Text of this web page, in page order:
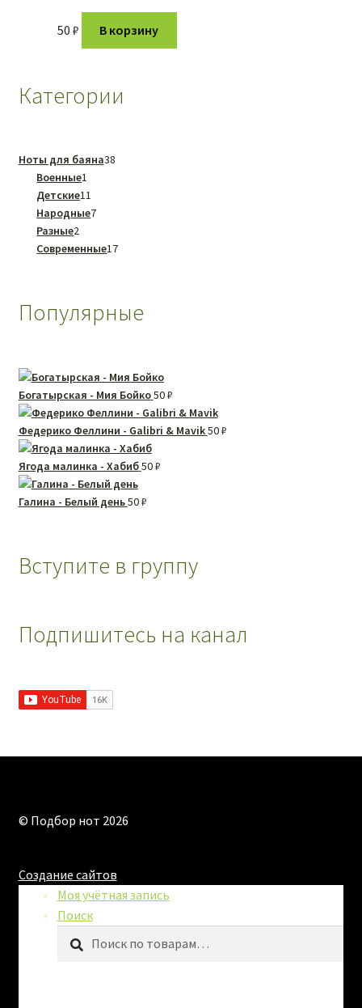
50 ₽ В корзину
Категории
Ноты для баяна3838
Военные1
товар
Детские11
товаров
Народные77
Разные2
товара
Современные1717
Популярные
Богатырская - Мия Бойко50₽
Федерико Феллини - Galibri & Mavik50₽
Ягода малинка - Хабиб50₽
Галина - Белый день50₽
Вступите в группу
Подпишитесь на канал
© Подбор нот 2026
Создание сайтов
Моя учётная запись
Поиск
Искать:
Поиск